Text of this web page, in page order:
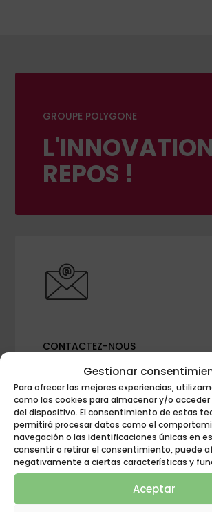
Gestionar
Para ofrecer las mejores experiencias,
como las cookies para almacenar y/o
del dispositivo. El consentimiento de estas
permitirá procesar datos como el
navegación o las identificaciones únicas en
consentir o retirar el consentimiento, puede
negativamente a ciertas características y
Aceptar
GROUPE POLYGONE
REPOS !
CONTACTEZ-NOUS
ÉCRIVEZ-NOUS